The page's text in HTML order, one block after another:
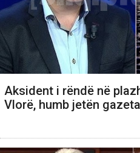
Aksident i rëndë në
Vlorë, humb jetën